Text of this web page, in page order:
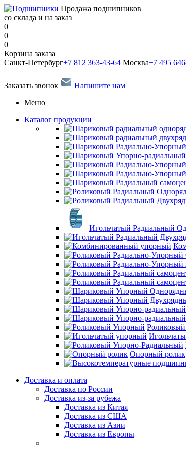
Продажа подшипников
со склада и на заказ
0
0
0
Корзина заказа
Санкт-Петербург+7 812 363-43-64 Москва+7 495
Заказать звонок
Напишите нам
Меню
Каталог продукции
Игольчатый Радиальный
Опорный ролик
Доставка и оплата
Доставка по России
Доставка из-за рубежа
Доставка из Китая
Доставка из США
Доставка из Азии
Доставка из Европы